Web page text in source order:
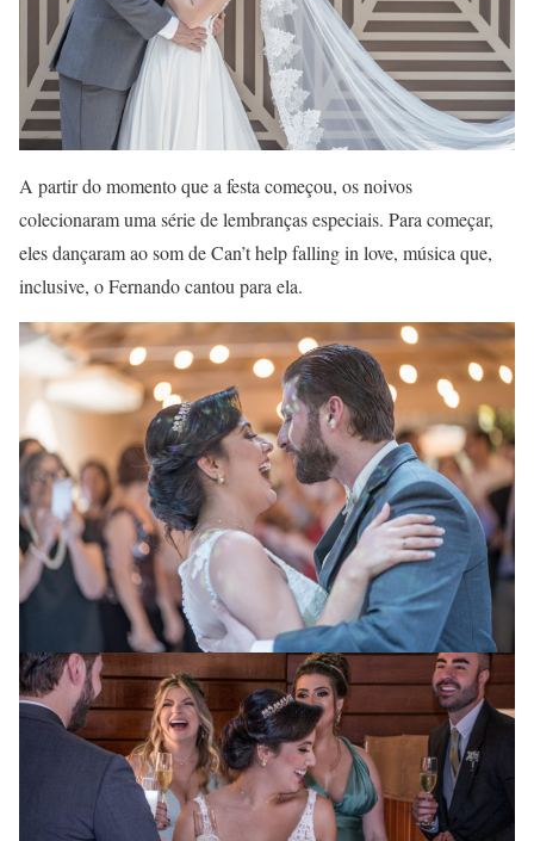
A partir do momento que a festa começou, os noivos
colecionaram uma série de lembranças especiais. Para começar,
eles dançaram ao som de Can’t help falling in love, música que,
inclusive, o Fernando cantou para ela.